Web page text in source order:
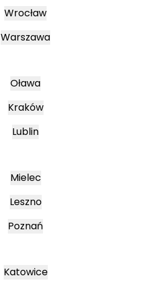
Wrocław
Warszawa
Oława
Kraków
Lublin
Mielec
Leszno
Poznań
Katowice